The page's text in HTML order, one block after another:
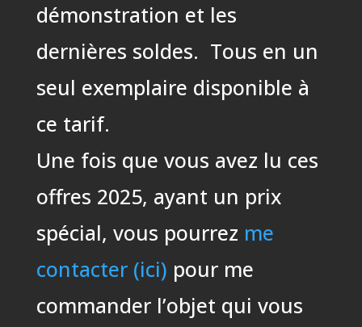
démonstration et les
dernières soldes. Tous en un
seul exemplaire disponible à
ce tarif.
Une fois que vous avez lu ces
offres 2025, ayant un prix
spécial, vous pourrez me
contacter (ici) pour me
commander l’objet qui vous